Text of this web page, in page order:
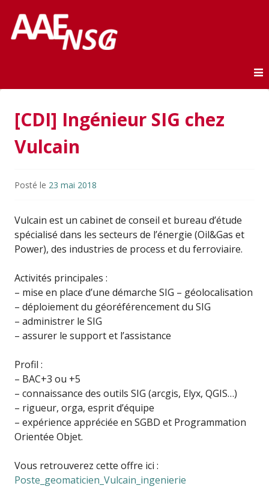
AAE-ENSG
[CDI] Ingénieur SIG chez
Vulcain
Posté le 23 mai 2018
Vulcain est un cabinet de conseil et bureau d’étude
spécialisé dans les secteurs de l’énergie (Oil&Gas et
Power), des industries de process et du ferroviaire.
Activités principales :
– mise en place d’une démarche SIG – géolocalisation
– déploiement du géoréférencement du SIG
– administrer le SIG
– assurer le support et l’assistance
Profil :
– BAC+3 ou +5
– connaissance des outils SIG (arcgis, Elyx, QGIS…)
– rigueur, orga, esprit d’équipe
– expérience appréciée en SGBD et Programmation
Orientée Objet.
Vous retrouverez cette offre ici :
Poste_geomaticien_Vulcain_ingenierie